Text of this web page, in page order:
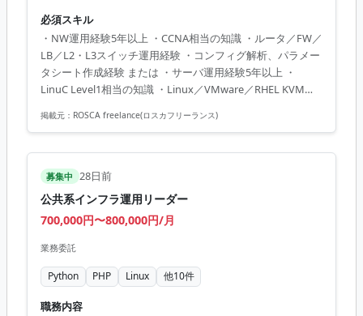
必須スキル
・NW運用経験5年以上 ・CCNA相当の知識 ・ルータ／FW／
LB／L2・L3スイッチ運用経験 ・コンフィグ解析、パラメー
タシート作成経験 または ・サーバ運用経験5年以上 ・
LinuC Level1相当の知識 ・Linux／VMware／RHEL KVM／
成経験 ・Word／Excel／PowerPointによる資料作成経験 ・
進経験 ・進捗管理経験
掲載元： ROSCA freelance(ロスカフリーランス)
募集中 28日前
公共系インフラ運用リーダー
700,000円〜800,000円/月
業務委託
Python PHP Linux 他10件
職務内容